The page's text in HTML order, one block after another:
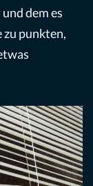
dem es
zu punkten,